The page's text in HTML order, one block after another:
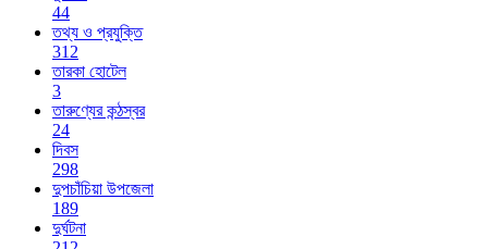
44
তথ্য ও প্রযুক্তি
312
তারকা হোটেল
3
তারুণ্যের কন্ঠস্বর
24
দিবস
298
দুপচাঁচিয়া উপজেলা
189
দুর্ঘটনা